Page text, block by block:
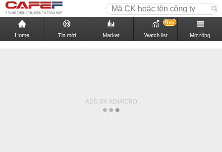
Home Tin mới Market Watch list
New
Mở rộng